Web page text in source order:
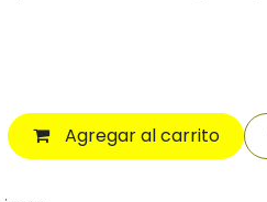
Agregar al carrito